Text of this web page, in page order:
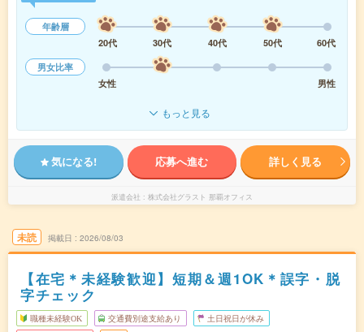
年齢層
20代
30代 40代 50代
60代
男女比率
女性
男性
もっと見る
気になる! 応募へ進む 詳しく見る
派遣会社 株式会社グラスト 那覇オフィス
未読 掲載日 2026/08/03
【在宅＊未経験歓迎】短期＆週1OK＊誤字・脱
字チェック
職種未経験OK 交通費別途支給あり 土日祝日が休み